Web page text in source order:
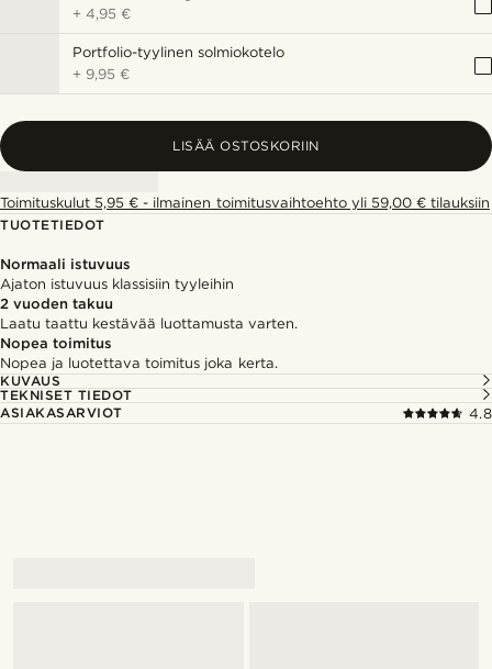
+4,95 €
Portfolio-tyylinen solmiokotelo
+ 9,95 €
LISÄÄ OSTOSKORIIN
Toimituskulut 5,95 € - ilmainen toimitusvaihtoehto yli 59,00 € tilauksiin
TUOTETIEDOT
Normaali istuvuus
Ajaton istuvuus klassisiin tyyleihin
2 vuoden takuu
Laatu taattu kestävää luottamusta varten.
Nopea toimitus
Nopea ja luotettava toimitus joka kerta.
KUVAUS
TEKNISET TIEDOT
ASIAKASARVIOT
4.8